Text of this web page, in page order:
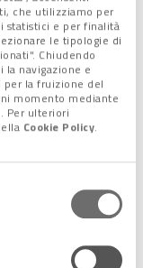
che utilizziamo per
statistici e per finalità
le tipologie di
Chiudendo
la navigazione e
per la fruizione del
momento mediante
Per ulteriori
Cookie Policy.
è stato bellissimo
più quanto grande
Walter De Raffaele